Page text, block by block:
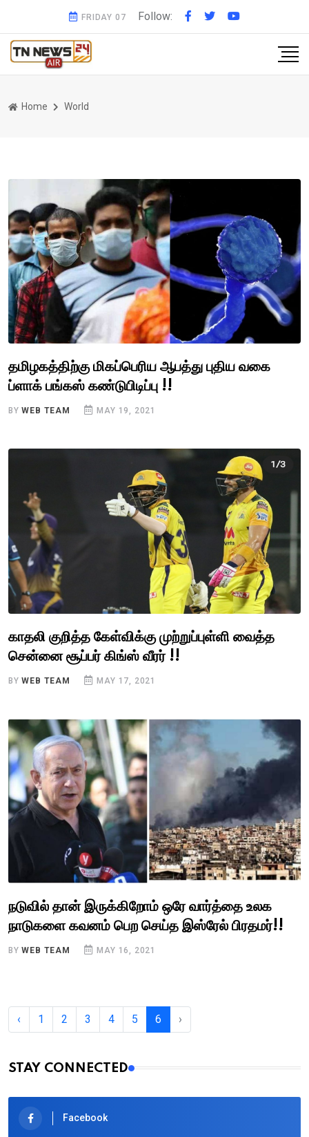
FRIDAY 07 Follow:
Home World
தமிழகத்திற்கு மிகப்பெரிய ஆபத்து புதிய வகை
ப்ளாக் பங்கஸ் கண்டுபிடிப்பு !!
BYWEB TEAM MAY 19, 2021
காதலி குறித்த கேள்விக்கு முற்றுப்புள்ளி வைத்த
சென்னை சூப்பர் கிங்ஸ் வீரர் !!
BYWEB TEAM MAY 17, 2021
நடுவில் தான் இருக்கிறோம் ஒரே வார்த்தை உலக
நாடுகளை கவனம் பெற செய்த இஸ்ரேல் பிரதமர்!!
BYWEB TEAM MAY 16, 2021
‹ 1 2 3 4 5 6 ›
STAY CONNECTED
Facebook